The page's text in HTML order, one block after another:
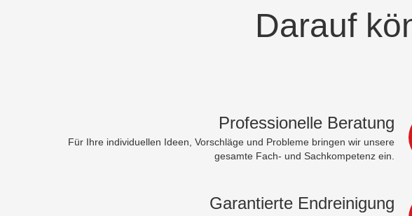
Darauf
Professionelle Beratung
Für Ihre individuellen Ideen, Vorschläge und Probleme bringen wir unsere
gesamte Fach- und Sachkompetenz ein.
Garantierte Endreinigung